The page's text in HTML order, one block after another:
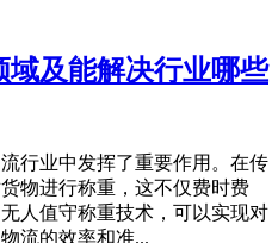
及能解决行业哪些
行业中发挥了重要作用。在传
物进行称重，这不仅费时费
人值守称重技术，可以实现对
流的效率和准...